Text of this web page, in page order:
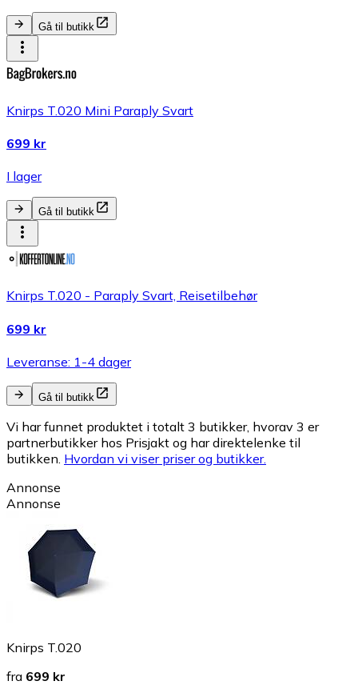
Gå til butikk
Knirps T.020 Mini Paraply Svart
699 kr
I lager
Gå til butikk
Knirps T.020 - Paraply Svart, Reisetilbehør
699 kr
Leveranse: 1-4 dager
Gå til butikk
Vi har funnet produktet i totalt 3 butikker, hvorav 3 er
partnerbutikker hos Prisjakt og har direktelenke til
butikken. Hvordan vi viser priser og butikker.
Annonse
Annonse
Knirps T.020
fra 699 kr